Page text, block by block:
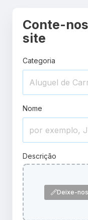
Conte-
site
Categoria
Nome
Descrição
Deixe-